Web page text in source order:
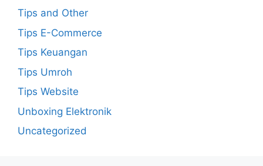
Tips and Other
Tips E-Commerce
Tips Keuangan
Tips Umroh
Tips Website
Unboxing Elektronik
Uncategorized